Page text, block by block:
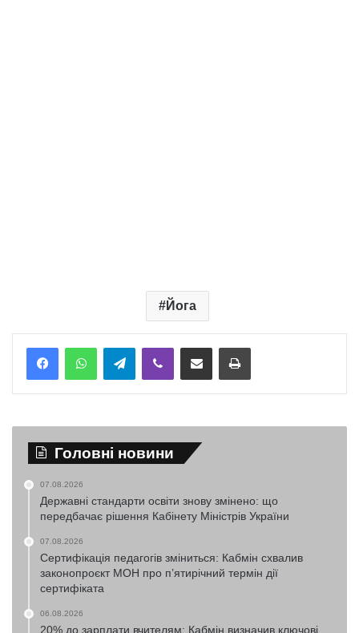
Йога
TelegramViber Надіслати електронною поштоюНадрукувати
Головні новини
07.08.2026
Державні стандарти освіти знову змінено: що
передбачає рішення Кабінету Міністрів України
07.08.2026
Сертифікація педагогів зміниться: Кабмін схвалив
законопроєкт МОН про п’ятирічний термін дії
сертифіката
06.08.2026
20% до зарплати вчителям: Кабмін визначив ключові